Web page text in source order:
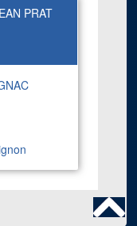
PRAT